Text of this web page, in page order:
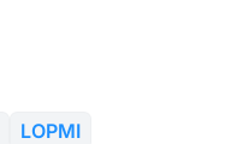
LOPMI